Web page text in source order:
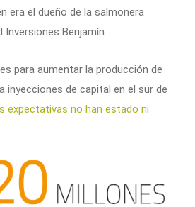
era el dueño de la salmonera
Benjamín.
para aumentar la producción de
inyecciones de capital en el sur de
expectativas no han estado ni